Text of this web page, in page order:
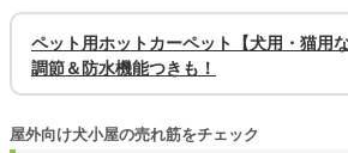
ペット用ホットカーペット【犬用・猫用
調節＆防水機能つきも！
屋外向け犬小屋の売れ筋をチェック